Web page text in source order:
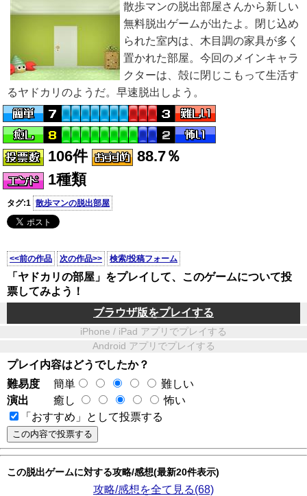
散歩マンの脱出部屋さんから新しい
無料脱出ゲームが出たよ。閉じ込め
られた室内は、木目調の家具が多く
置かれた部屋。今回のメインキャラ
クターは、殻に閉じこもって生活す
るヤドカリのようだ。早速脱出しよう。
106件
88.7％
1種類
タグ:1 散歩マンの脱出部屋
<<前の作品 次の作品>> 検索/投稿フォーム
「ヤドカリの部屋」をプレイして、このゲームについて投
票してみよう！
ブラウザ版をプレイする
iPhone / iPad アプリでプレイする
Android アプリでプレイする
プレイ内容はどうでしたか？
難易度
簡単
難しい
演出
癒し
怖い
「おすすめ」として投票する
この脱出ゲームに対する攻略/感想(最新20件表示)
攻略/感想を全て見る(68)